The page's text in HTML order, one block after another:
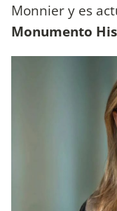
Monnier y es
Monumento